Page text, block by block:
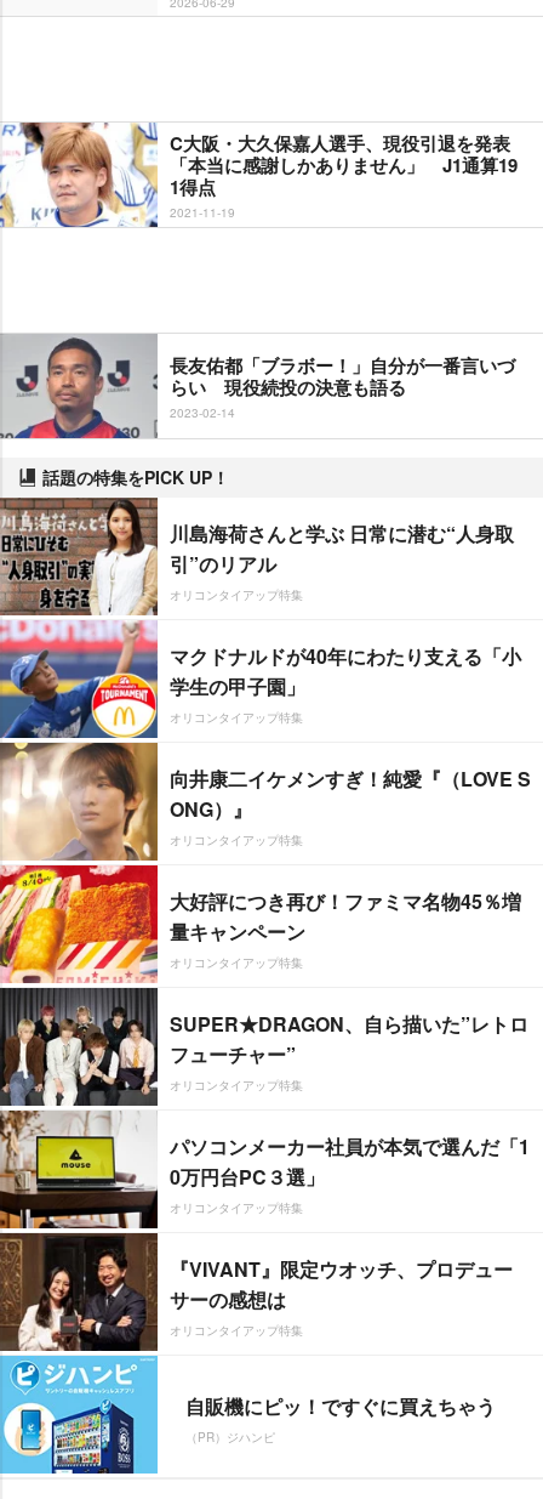
C大阪・大久保嘉人選手、現役引退を発表
「本当に感謝しかありません」 J1通算19
1得点
2021-11-19
長友佑都「ブラボー！」自分が一番言いづ
らい 現役続投の決意も語る
2023-02-14
話題の特集をPICK UP！
川島海荷さんと学ぶ 日常に潜む“人身取
引”のリアル
オリコンタイアップ特集
マクドナルドが40年にわたり支える「小
学生の甲子園」
オリコンタイアップ特集
向井康二イケメンすぎ！純愛『（LOVE S
ONG）』
オリコンタイアップ特集
大好評につき再び！ファミマ名物45％増
量キャンペーン
オリコンタイアップ特集
SUPER★DRAGON、自ら描いた”レトロ
フューチャー”
オリコンタイアップ特集
パソコンメーカー社員が本気で選んだ「1
0万円台PC３選」
オリコンタイアップ特集
『VIVANT』限定ウオッチ、プロデュー
サーの感想は
オリコンタイアップ特集
自販機にピッ！ですぐに買えちゃう
（PR）ジハンピ